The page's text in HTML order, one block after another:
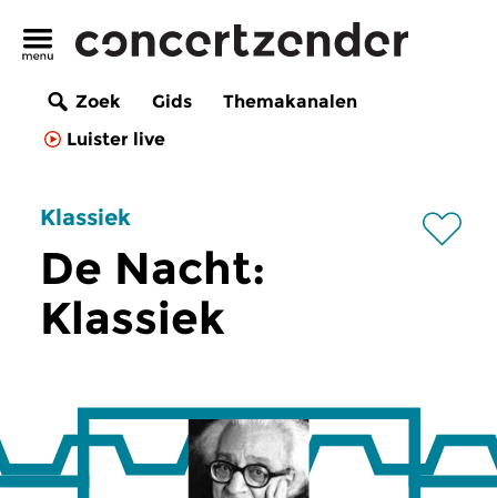
Zoek Gids
Themakanalen
Luister live
Klassiek
De Nacht:
Klassiek